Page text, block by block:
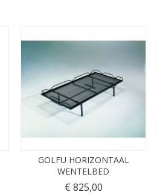
GOLFU HORIZONTAAL
WENTELBED
€ 825,00